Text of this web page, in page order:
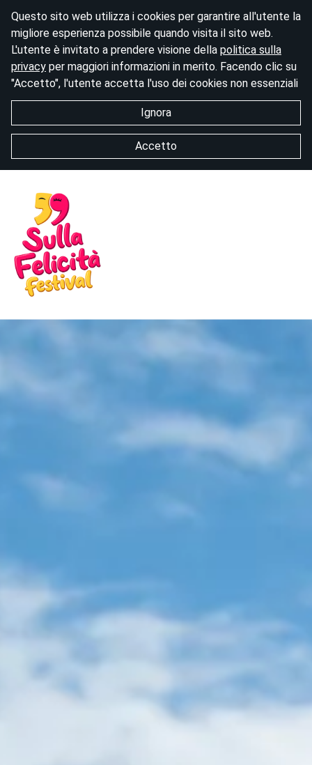
Questo sito web utilizza i cookies per garantire all'utente la
migliore esperienza possibile quando visita il sito web.
L'utente è invitato a prendere visione della politica sulla
privacy per maggiori informazioni in merito. Facendo clic su
"Accetto", l'utente accetta l'uso dei cookies non essenziali
Ignora
Accetto